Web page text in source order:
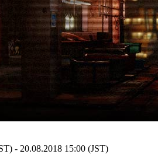
- 20.08.2018 15:00 (JST)